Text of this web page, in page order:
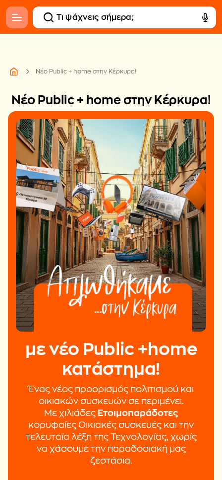
Νέο Public + home στην Κέρκυρα!
Νέο Public + home στην Κέρκυρα!
με νέο Public +home
κατάστημα!
Ένας νέος προορισμός πολιτισμού και
οικιακών συσκευών σε περιμένει.
Με χιλιάδες Ετοιμοπαράδοτες
κορυφαίες Οικιακές συσκευές και την
τελευταία λέξη της Τεχνολογίας, χωρίς
να χάσουμε την παραδοσιακή μας
ζεστάσια.